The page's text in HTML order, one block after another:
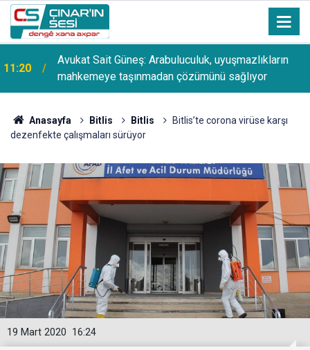
11:20
Avukat Sait Güneş: Arabuluculuk, uyuşmazlıkların
mahkemeye taşınmadan çözümünü sağlıyor
Anasayfa Bitlis Bitlis
Bitlis’te corona virüse karşı
dezenfekte çalışmaları sürüyor
16:24
19 Mart 2020